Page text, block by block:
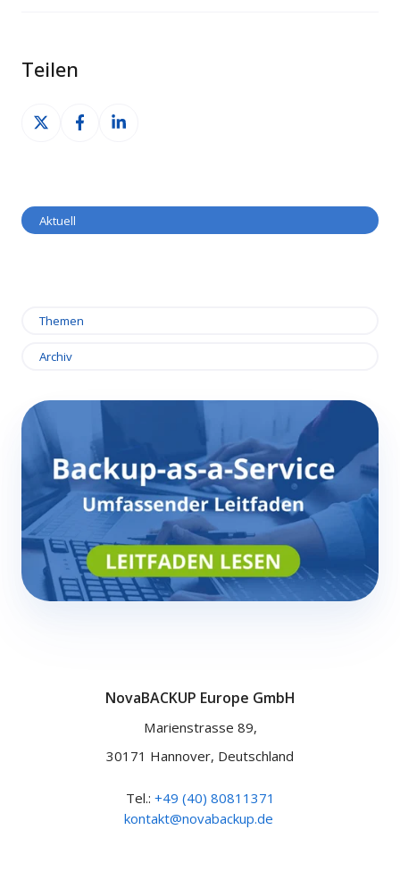
Teilen
Auf
Auf
Facebook
Auf
Aktuell
Themen
Archiv
NovaBACKUP Europe GmbH
Marienstrasse 89,
30171 Hannover, Deutschland
Tel.: +49 (40) 80811371
kontakt@novabackup.de